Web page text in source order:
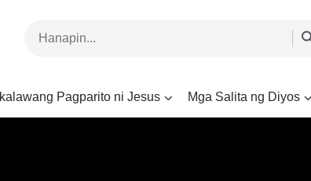
Ikalawang Pagparito ni Jesus Mga Salita ng Diyos